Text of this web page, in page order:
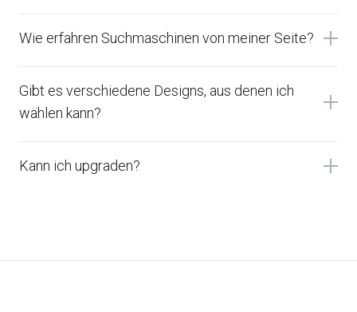
Wie erfahren Suchmaschinen von meiner Seite?
Gibt es verschiedene Designs, aus denen ich
wählen kann?
Kann ich upgraden?